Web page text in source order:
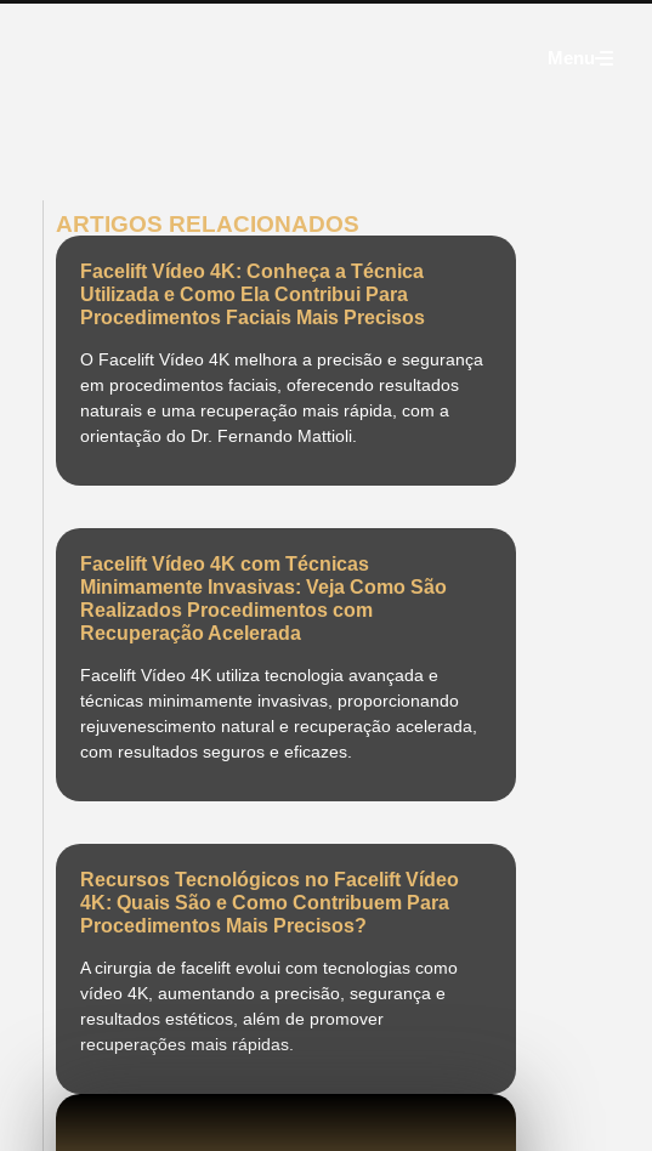
ARTIGOS RELACIONADOS
Facelift Vídeo 4K: Conheça a Técnica
Utilizada e Como Ela Contribui Para
Procedimentos Faciais Mais Precisos
O Facelift Vídeo 4K melhora a precisão e segurança
em procedimentos faciais, oferecendo resultados
naturais e uma recuperação mais rápida, com a
orientação do Dr. Fernando Mattioli.
Facelift Vídeo 4K com Técnicas
Minimamente Invasivas: Veja Como São
Realizados Procedimentos com
Recuperação Acelerada
Facelift Vídeo 4K utiliza tecnologia avançada e
técnicas minimamente invasivas, proporcionando
rejuvenescimento natural e recuperação acelerada,
com resultados seguros e eficazes.
Recursos Tecnológicos no Facelift Vídeo
4K: Quais São e Como Contribuem Para
Procedimentos Mais Precisos?
A cirurgia de facelift evolui com tecnologias como
vídeo 4K, aumentando a precisão, segurança e
resultados estéticos, além de promover
recuperações mais rápidas.